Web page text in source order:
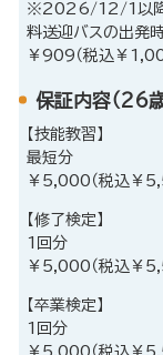
※2026/12/1以降、
料送迎バスの出発
￥909（税込￥
保証内容（26
【技能教習】
最短分
￥5,000（税込￥
【修了検定】
1回分
￥5,000（税込￥
【卒業検定】
1回分